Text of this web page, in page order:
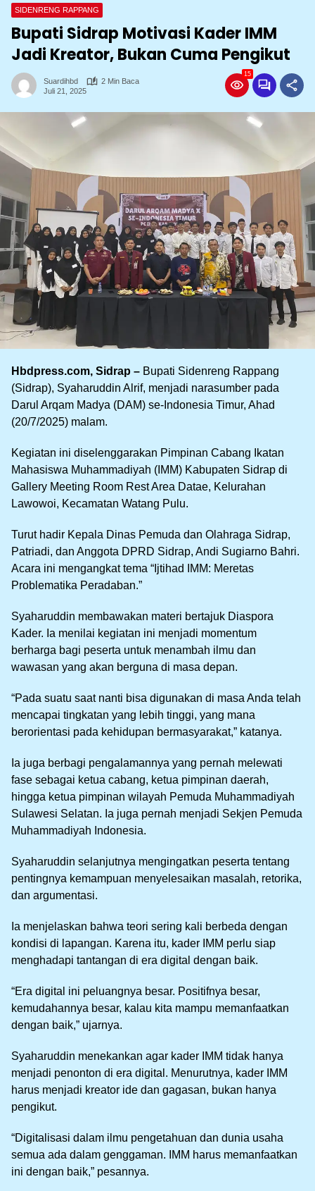
SIDENRENG RAPPANG
Bupati Sidrap Motivasi Kader IMM
Jadi Kreator, Bukan Cuma Pengikut
Suardihbd
2 Min Baca
Juli 21, 2025
15
Hbdpress.com, Sidrap – Bupati Sidenreng Rappang
(Sidrap), Syaharuddin Alrif, menjadi narasumber pada
Darul Arqam Madya (DAM) se-Indonesia Timur, Ahad
(20/7/2025) malam.
Kegiatan ini diselenggarakan Pimpinan Cabang Ikatan
Mahasiswa Muhammadiyah (IMM) Kabupaten Sidrap di
Gallery Meeting Room Rest Area Datae, Kelurahan
Lawowoi, Kecamatan Watang Pulu.
Turut hadir Kepala Dinas Pemuda dan Olahraga Sidrap,
Patriadi, dan Anggota DPRD Sidrap, Andi Sugiarno Bahri.
Acara ini mengangkat tema “Ijtihad IMM: Meretas
Problematika Peradaban.”
Syaharuddin membawakan materi bertajuk Diaspora
Kader. Ia menilai kegiatan ini menjadi momentum
berharga bagi peserta untuk menambah ilmu dan
wawasan yang akan berguna di masa depan.
“Pada suatu saat nanti bisa digunakan di masa Anda telah
mencapai tingkatan yang lebih tinggi, yang mana
berorientasi pada kehidupan bermasyarakat,” katanya.
Ia juga berbagi pengalamannya yang pernah melewati
fase sebagai ketua cabang, ketua pimpinan daerah,
hingga ketua pimpinan wilayah Pemuda Muhammadiyah
Sulawesi Selatan. Ia juga pernah menjadi Sekjen Pemuda
Muhammadiyah Indonesia.
Syaharuddin selanjutnya mengingatkan peserta tentang
pentingnya kemampuan menyelesaikan masalah, retorika,
dan argumentasi.
Ia menjelaskan bahwa teori sering kali berbeda dengan
kondisi di lapangan. Karena itu, kader IMM perlu siap
menghadapi tantangan di era digital dengan baik.
“Era digital ini peluangnya besar. Positifnya besar,
kemudahannya besar, kalau kita mampu memanfaatkan
dengan baik,” ujarnya.
Syaharuddin menekankan agar kader IMM tidak hanya
menjadi penonton di era digital. Menurutnya, kader IMM
harus menjadi kreator ide dan gagasan, bukan hanya
pengikut.
“Digitalisasi dalam ilmu pengetahuan dan dunia usaha
semua ada dalam genggaman. IMM harus memanfaatkan
ini dengan baik,” pesannya.